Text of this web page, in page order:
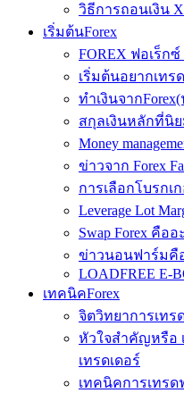
วิธีการถอนเงิน
เริ่มต้นForex
FOREX ฟอเร็ก
เริ่มต้นอยากเทร
ทำเงินจาก
สกุลเงินหลักที่นิ
Money
ข่าวจาก Forex
การเลือกโบรกเ
Leverage Lot
Swap Forex คืออ
ข่าวนอนฟาร์มคือ
LOADFREE E-
เทคนิคForex
จิตวิทยาการเทร
หัวใจสำคัญหรือ
เทรดเดอร์
เทคนิคการเทรด